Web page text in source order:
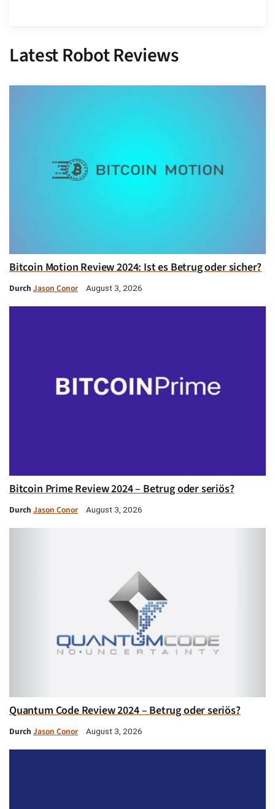
Latest Robot Reviews
Bitcoin Motion Review 2024: Ist es Betrug oder sicher?
Durch Jason Conor August 3, 2026
Bitcoin Prime Review 2024 – Betrug oder seriös?
Durch Jason Conor August 3, 2026
Quantum Code Review 2024 – Betrug oder seriös?
Durch Jason Conor August 3, 2026